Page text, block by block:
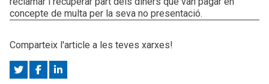
concepte de multa per la seva no presentació.
Comparteix l'article a les teves xarxes!